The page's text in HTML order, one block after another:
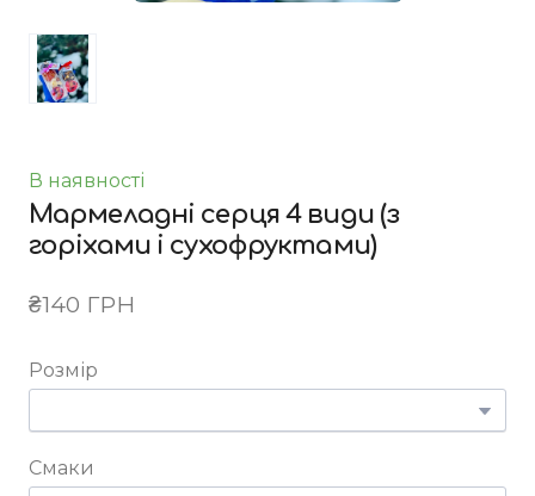
В наявності
Мармеладні серця 4 види (з
горіхами і сухофруктами)
₴140 ГРН
Розмір
Смаки